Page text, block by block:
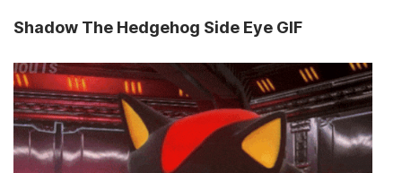
Shadow The Hedgehog Side Eye GIF